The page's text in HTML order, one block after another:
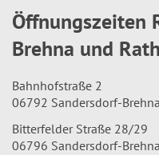
Öffnungszeiten
Brehna und
Bahnhofstraße 2
06792 Sandersdorf-Brehna
Bitterfelder Straße 28/29
06796 Sandersdorf-